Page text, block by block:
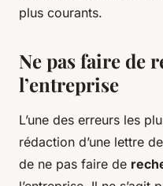
plus courants.
Ne pas faire de
l’entreprise
L’une des erreurs les
rédaction d’une lettre
de ne pas faire de